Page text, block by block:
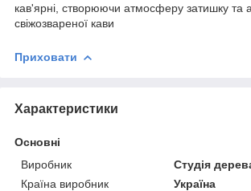
кав'ярні, створюючи атмосферу затишку та
свіжозвареної кави
Приховати
Характеристики
Основні
Виробник
Студія
Країна виробник
Україна